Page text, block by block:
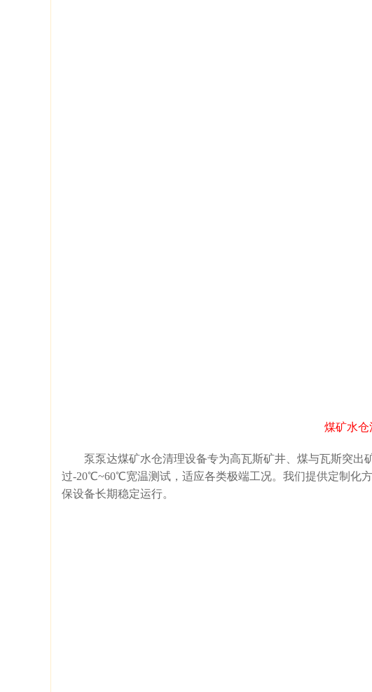
煤矿水仓
泵泵达煤矿水仓清理设备专为高瓦斯矿井、煤与瓦斯突出
过-20℃~60℃宽温测试，适应各类极端工况。我们提供定制化
保设备长期稳定运行。